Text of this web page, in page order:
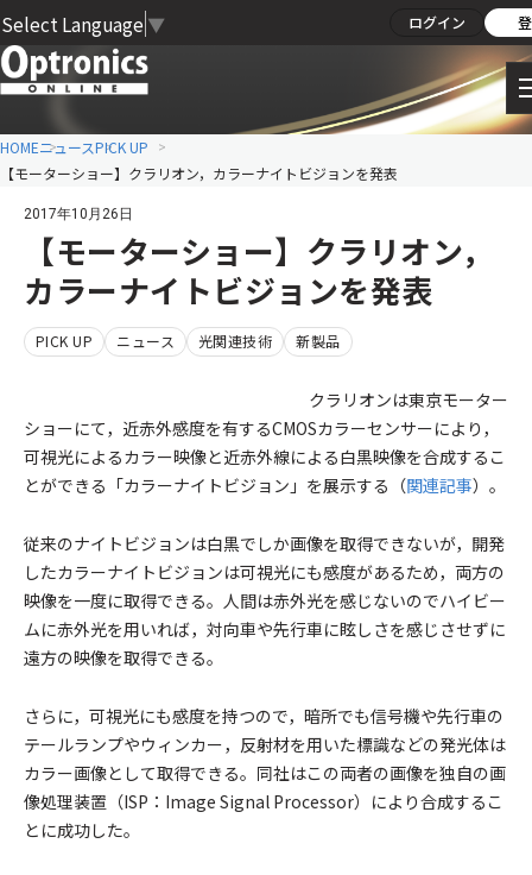
Select Language ▼ ログイン
HOMEニュースPICK UP
【モーターショー】クラリオン，カラーナイトビジョンを発表
2017年10月26日
【モーターショー】クラリオン，
カラーナイトビジョンを発表
PICK UP ニュース 光関連技術 新製品
クラリオンは東京モーター
ショーにて，近赤外感度を有するCMOSカラーセンサーにより，
可視光によるカラー映像と近赤外線による白黒映像を合成するこ
とができる「カラーナイトビジョン」を展示する（関連記事）。
従来のナイトビジョンは白黒でしか画像を取得できないが，開発
したカラーナイトビジョンは可視光にも感度があるため，両方の
映像を一度に取得できる。人間は赤外光を感じないのでハイビー
ムに赤外光を用いれば，対向車や先行車に眩しさを感じさせずに
遠方の映像を取得できる。
さらに，可視光にも感度を持つので，暗所でも信号機や先行車の
テールランプやウィンカー，反射材を用いた標識などの発光体は
カラー画像として取得できる。同社はこの両者の画像を独自の画
像処理装置（ISP：Image Signal Processor）により合成するこ
とに成功した。